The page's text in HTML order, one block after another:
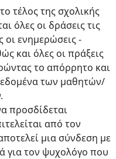
τέλος της σχολικής
όλες οι δράσεις τις
οι ενημερώσεις -
και όλες οι πράξεις
το απόρρητο και
των μαθητών/
προσδίδεται
από τον
μια σύνδεση με
για τον ψυχολόγο που